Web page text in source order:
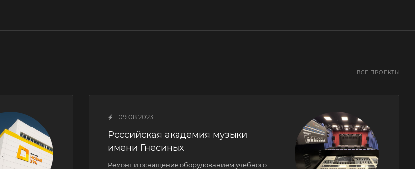
ВСЕ ПРОЕКТЫ
09.08.2023
Российская академия музыки
имени Гнесиных
Ремонт и оснащение оборудованием учебного